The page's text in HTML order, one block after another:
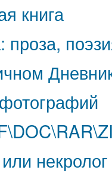
книга
проза,
некролог